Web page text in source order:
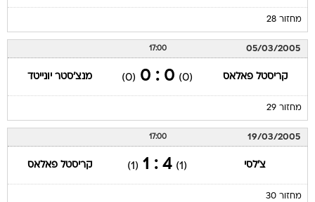
מחזור 28
05/03/2005
17:00
קריסטל פאלאס (0)
0 : 0
(0) מנצ'סטר יונייטד
מחזור 29
19/03/2005
17:00
צ'לסי (1)
4 : 1
(1) קריסטל פאלאס
מחזור 30